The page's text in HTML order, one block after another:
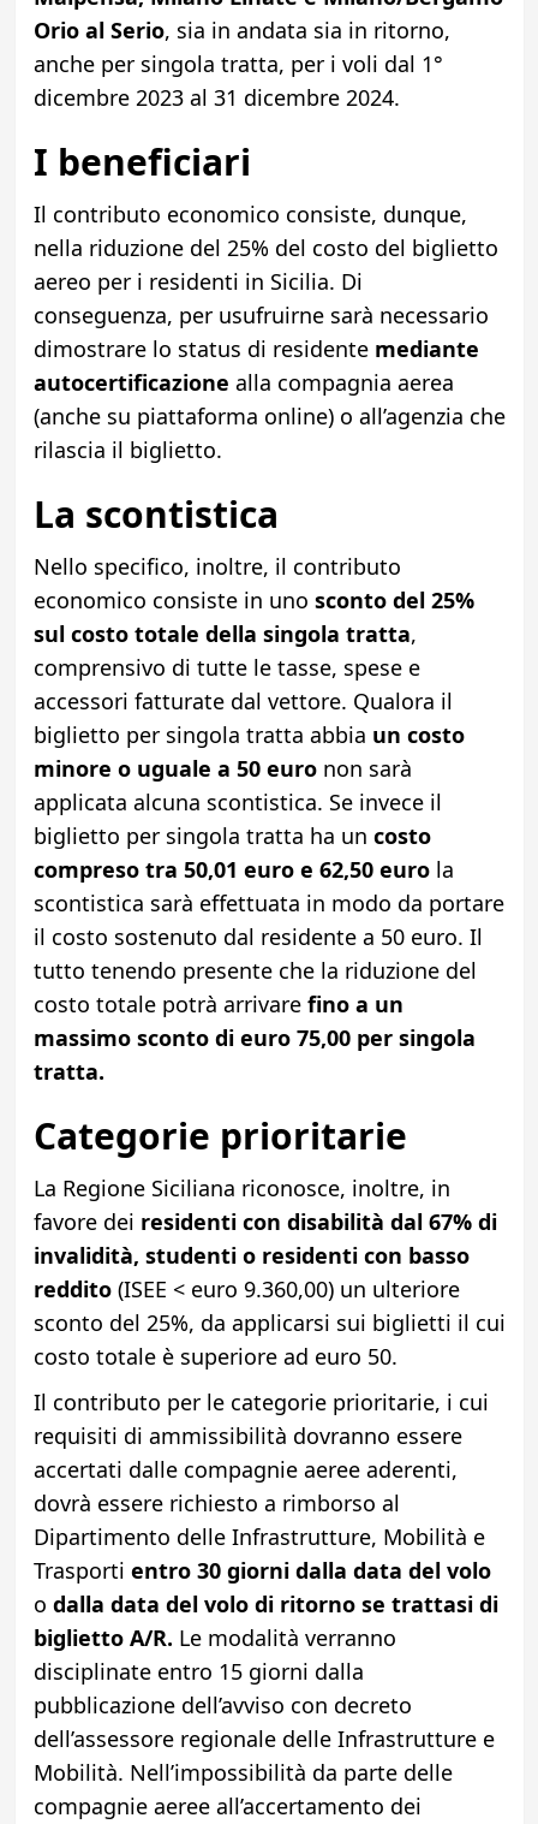
Orio al Serio, sia in andata sia in ritorno,
anche per singola tratta, per i voli dal 1°
dicembre 2023 al 31 dicembre 2024.
I beneficiari
Il contributo economico consiste, dunque,
nella riduzione del 25% del costo del biglietto
aereo per i residenti in Sicilia. Di
conseguenza, per usufruirne sarà necessario
dimostrare lo status di residente mediante
autocertificazione alla compagnia aerea
(anche su piattaforma online) o all’agenzia che
rilascia il biglietto.
La scontistica
Nello specifico, inoltre, il contributo
economico consiste in uno sconto del 25%
sul costo totale della singola tratta,
comprensivo di tutte le tasse, spese e
accessori fatturate dal vettore. Qualora il
biglietto per singola tratta abbia un costo
minore o uguale a 50 euronon sarà
applicata alcuna scontistica. Se invece il
biglietto per singola tratta ha un costo
compreso tra 50,01 euro e 62,50 eurola
scontistica sarà effettuata in modo da portare
il costo sostenuto dal residente a 50 euro. Il
tutto tenendo presente che la riduzione del
costo totale potrà arrivare fino a un
massimo sconto di euro 75,00 per singola
tratta.
Categorie prioritarie
La Regione Siciliana riconosce, inoltre, in
favore dei residenti con disabilità dal 67% di
invalidità, studenti o residenti con basso
reddito(ISEE < euro 9.360,00) un ulteriore
sconto del 25%, da applicarsi sui biglietti il cui
costo totale è superiore ad euro 50.
Il contributo per le categorie prioritarie, i cui
requisiti di ammissibilità dovranno essere
accertati dalle compagnie aeree aderenti,
dovrà essere richiesto a rimborso al
Dipartimento delle Infrastrutture, Mobilità e
Trasporti entro 30 giorni dalla data del volo
o dalla data del volo di ritorno se trattasi di
biglietto A/R. Le modalità verranno
disciplinate entro 15 giorni dalla
pubblicazione dell’avviso con decreto
dell’assessore regionale delle Infrastrutture e
Mobilità. Nell’impossibilità da parte delle
compagnie aeree all’accertamento dei